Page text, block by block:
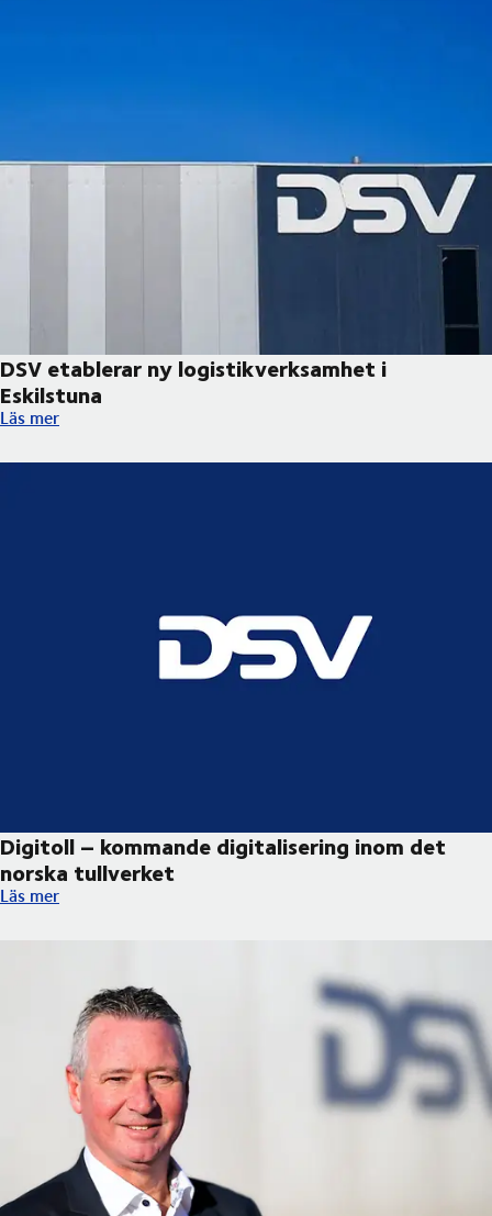
DSV etablerar ny logistikverksamhet i
Eskilstuna
DSV etablerar ny logistikverksamhet i Eskilstuna
Läs mer
Digitoll – kommande digitalisering inom det
norska tullverket ​
Digitoll – kommande digitalisering inom det norska tullverket ​
Läs mer